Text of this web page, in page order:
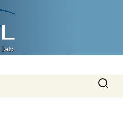
Suchen
nach: